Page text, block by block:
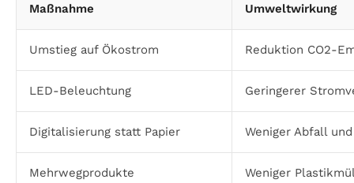
Maßnahme Umweltwirkung
Umstieg auf Ökostrom Reduktion CO2-
LED-Beleuchtung Geringerer
Digitalisierung statt Papier Weniger Abfall
Mehrwegprodukte Weniger